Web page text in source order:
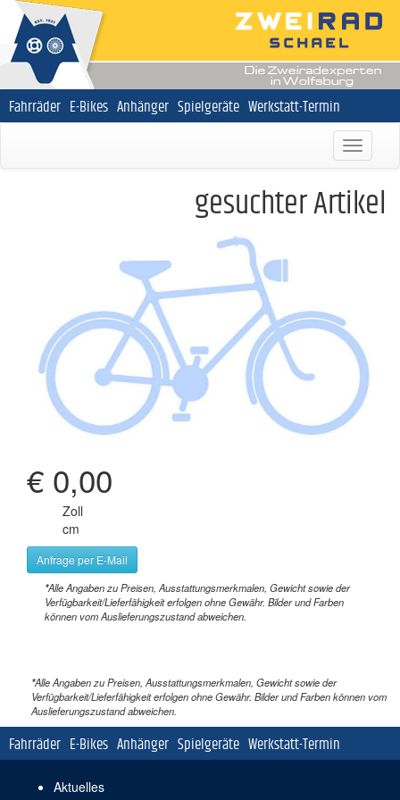
Navigation
überspringen
Fahrräder E-Bikes Anhänger Spielgeräte Werkstatt-Termin
gesuchter Artikel
€ 0,00
Zoll
cm
Anfrage per E-Mail
*Alle Angaben zu Preisen, Ausstattungsmerkmalen, Gewicht sowie der
Verfügbarkeit/Lieferfähigkeit erfolgen ohne Gewähr. Bilder und Farben
können vom Auslieferungszustand abweichen.
*Alle Angaben zu Preisen, Ausstattungsmerkmalen, Gewicht sowie der
Verfügbarkeit/Lieferfähigkeit erfolgen ohne Gewähr. Bilder und Farben können vom
Auslieferungszustand abweichen.
Navigation
überspringen
Fahrräder E-Bikes Anhänger Spielgeräte Werkstatt-Termin
NavigationAktuelles